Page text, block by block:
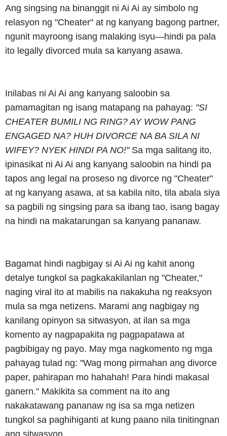
Ang singsing na binanggit ni Ai Ai ay simbolo ng
relasyon ng "Cheater" at ng kanyang bagong partner,
ngunit mayroong isang malaking isyu—hindi pa pala
ito legally divorced mula sa kanyang asawa.
Inilabas ni Ai Ai ang kanyang saloobin sa
pamamagitan ng isang matapang na pahayag: "SI
CHEATER BUMILI NG RING? AY WOW PANG
ENGAGED NA? HUH DIVORCE NA BA SILA NI
WIFEY? NYEK HINDI PA NO!"Sa mga salitang ito,
ipinasikat ni Ai Ai ang kanyang saloobin na hindi pa
tapos ang legal na proseso ng divorce ng "Cheater"
at ng kanyang asawa, at sa kabila nito, tila abala siya
sa pagbili ng singsing para sa ibang tao, isang bagay
na hindi na makatarungan sa kanyang pananaw.
Bagamat hindi nagbigay si Ai Ai ng kahit anong
detalye tungkol sa pagkakakilanlan ng "Cheater,"
naging viral ito at mabilis na nakakuha ng reaksyon
mula sa mga netizens. Marami ang nagbigay ng
kanilang opinyon sa sitwasyon, at ilan sa mga
komento ay nagpapakita ng pagpapatawa at
pagbibigay ng payo. May mga nagkomento ng mga
pahayag tulad ng: "Wag mong pirmahan ang divorce
paper, pahirapan mo hahahah! Para hindi makasal
ganern." Makikita sa comment na ito ang
nakakatawang pananaw ng isa sa mga netizen
tungkol sa paghihiganti at kung paano nila tinitingnan